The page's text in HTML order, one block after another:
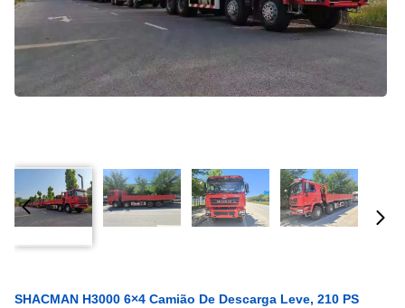
SHACMAN H3000 6×4 Camião De Descarga Leve, 210 PS